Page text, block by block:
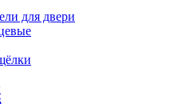
для двери